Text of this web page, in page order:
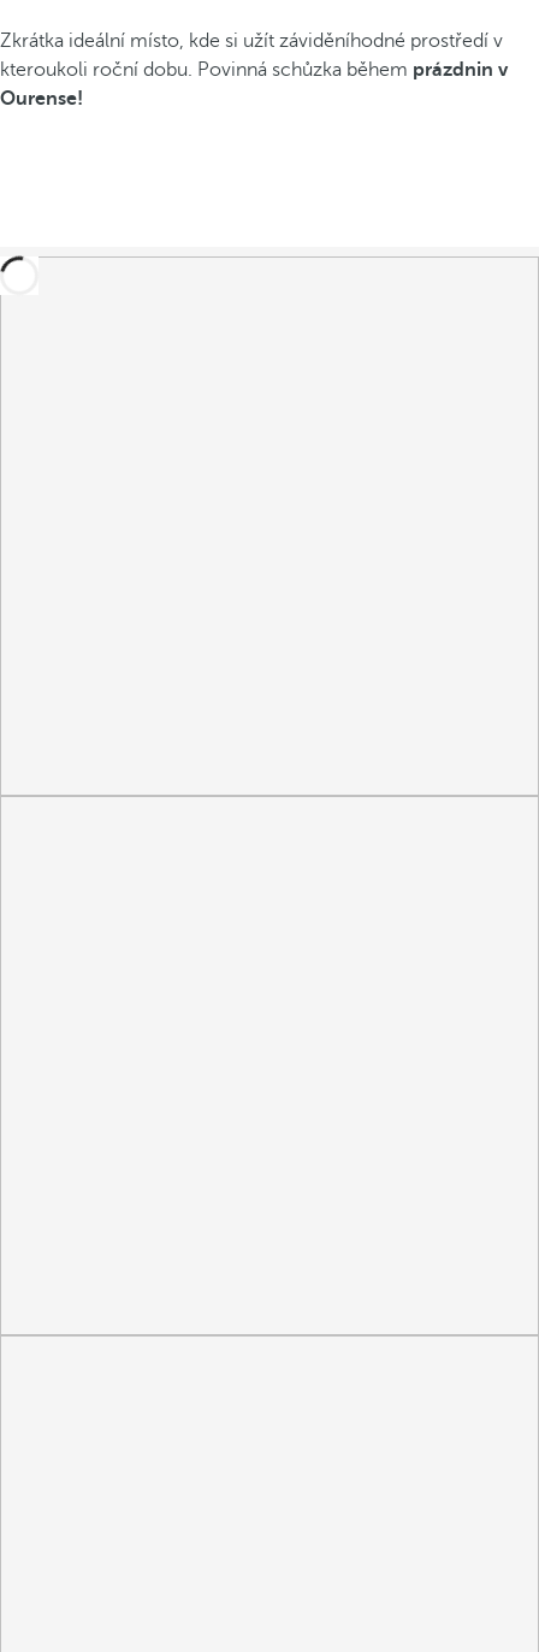
Zkrátka ideální místo, kde si užít záviděníhodné prostředí v
kteroukoli roční dobu. Povinná schůzka během prázdnin v
Ourense!